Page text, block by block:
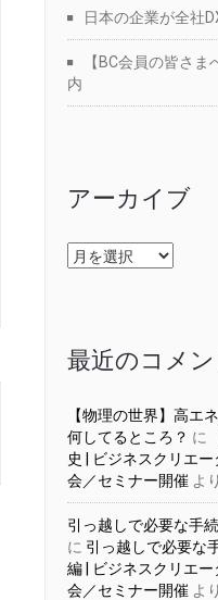
日本の企業が全社
【BC会員の皆さ
内
アーカイブ
ア
ー
最近のコメン
【物理の世界】高エ
何してるところ？ に
史 | ビジネスクリエ
会／セミナー開催 より
引っ越しで必要な手
に 引っ越しで必要な
編 | ビジネスクリエ
会／セミナー開催 より